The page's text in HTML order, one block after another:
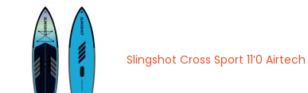
Slingshot Cross Sport 11’0 Airtech